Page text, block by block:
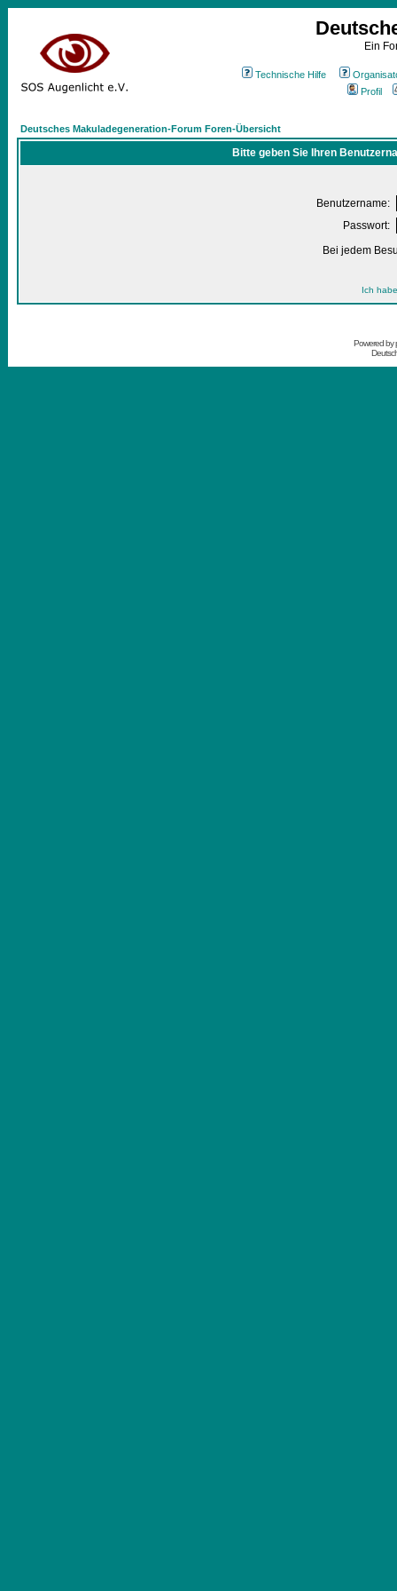
Ein
Technische Hilfe
Profil
Deutsches Makuladegeneration-Forum Foren-Übersicht
Bitte geben Sie Ihren
Benutzername:
Passwort:
Bei jedem
Ich
Powered by